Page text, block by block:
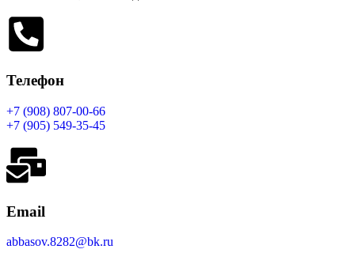
Телефон
+7 (908) 807-00-66
+7 (905) 549-35-45
Email
abbasov.8282@bk.ru